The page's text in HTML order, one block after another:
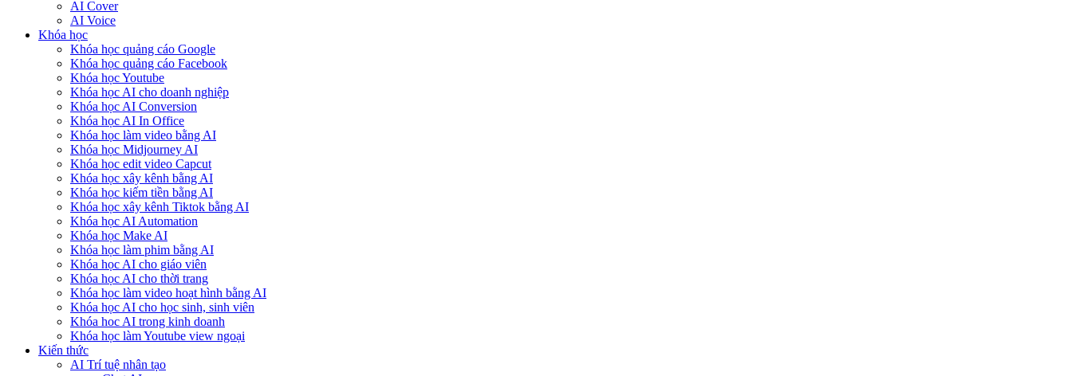
AI Cover
AI Voice
Khóa học
Khóa học quảng cáo Google
Khóa học quảng cáo Facebook
Khóa học Youtube
Khóa học AI cho doanh nghiệp
Khóa học AI Conversion
Khóa học AI In Office
Khóa học làm video bằng AI
Khóa học Midjourney AI
Khóa học edit video Capcut
Khóa học xây kênh bằng AI
Khóa học kiếm tiền bằng AI
Khóa học xây kênh Tiktok bằng AI
Khóa học AI Automation
Khóa học Make AI
Khóa học làm phim bằng AI
Khóa học AI cho giáo viên
Khóa học AI cho thời trang
Khóa học làm video hoạt hình bằng AI
Khóa học AI cho học sinh, sinh viên
Khóa hoc AI trong kinh doanh
Khóa học làm Youtube view ngoại
Kiến thức
AI Trí tuệ nhân tạo